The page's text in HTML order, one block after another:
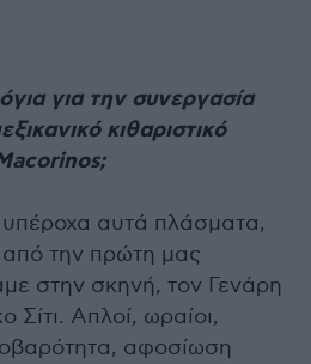
για την συνεργασία
κιθαριστικό
αυτά πλάσματα,
την πρώτη μας
στην σκηνή, τον Γενάρη
Σίτι. Απλοί, ωραίοι,
αφοσίωση